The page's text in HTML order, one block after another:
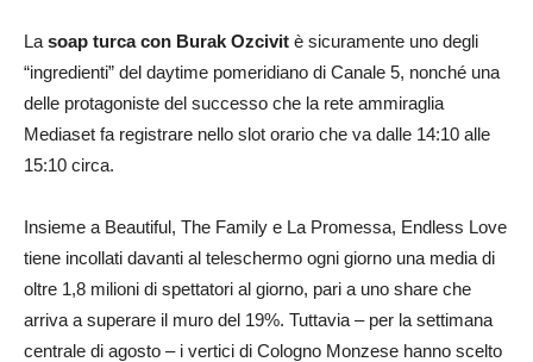
La soap turca con Burak Ozcivit è sicuramente uno degli
“ingredienti” del daytime pomeridiano di Canale 5, nonché una
delle protagoniste del successo che la rete ammiraglia
Mediaset fa registrare nello slot orario che va dalle 14:10 alle
15:10 circa.
Insieme a Beautiful, The Family e La Promessa, Endless Love
tiene incollati davanti al teleschermo ogni giorno una media di
oltre 1,8 milioni di spettatori al giorno, pari a uno share che
arriva a superare il muro del 19%. Tuttavia – per la settimana
centrale di agosto – i vertici di Cologno Monzese hanno scelto